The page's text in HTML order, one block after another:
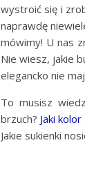
wystroić się i
naprawdę
mówimy! U nas
Nie wiesz, jakie
elegancko nie
To musisz
brzuch? Jaki
Jakie sukienki